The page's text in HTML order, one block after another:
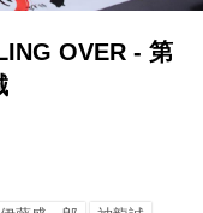
OVER - 第